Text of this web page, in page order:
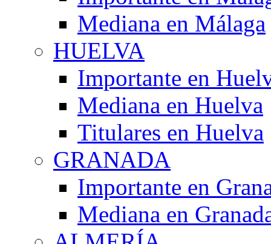
Mediana en Málaga
HUELVA
Importante en
Mediana en Huelva
Titulares en Huelva
GRANADA
Importante en
Mediana en